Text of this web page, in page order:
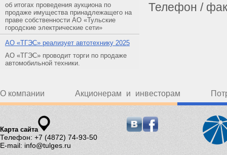
об итогах проведения аукциона по
продаже имущества принадлежащего на
праве собственности АО «Тульские
городские электрические сети»
АO «ТГЭС» реализует автотехнику 2025
АО «ТГЭС» проводит торги по продаже
автомобильной техники.
Телефон /
О компании Акционерам и инвесторам
Карта сайта
Телефон: +7 (4872) 74-93-50
E-mail: info@tulges.ru